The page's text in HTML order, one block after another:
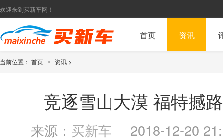
欢迎来到买新车网！
首页 资讯
当前位置： 首页 > 资讯 >
竞逐雪山大漠 福特撼
来源： 买新车 2018-12-20